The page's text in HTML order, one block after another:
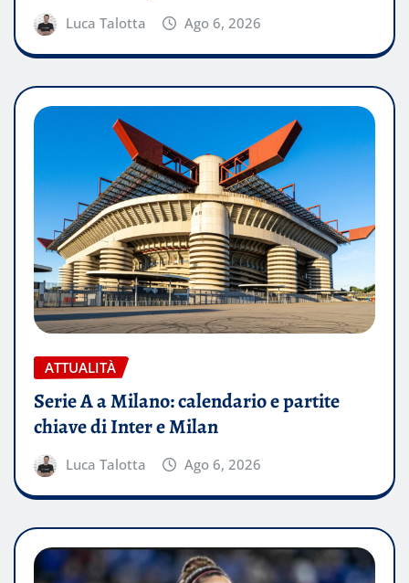
Luca Talotta Ago 6, 2026
ATTUALITÀ
Serie A a Milano: calendario e partite
chiave di Inter e Milan
Luca Talotta Ago 6, 2026